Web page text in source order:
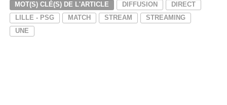
MOT(S) CLÉ(S) DE L'ARTICLE DIFFUSION
DIRECT
LILLE - PSG
MATCH STREAM
STREAMING
UNE